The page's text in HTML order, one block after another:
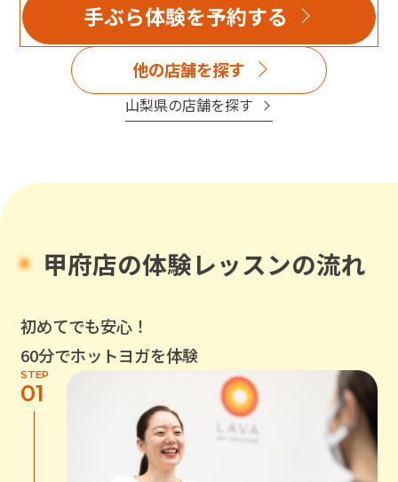
手ぶら体験を予約する
他の店舗を探す
山梨県の店舗を探す
甲府店の体験レッスンの流れ
初めてでも安心！
60分でホットヨガを体験
STEP
01